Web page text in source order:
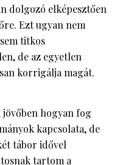
dolgozó elképesztően
Ezt ugyan nem
titkos
de az egyetlen
korrigálja magát.
hogyan fog
kapcsolata, de
tábor idővel
tartom a